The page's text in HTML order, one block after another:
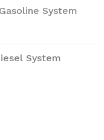
System
System